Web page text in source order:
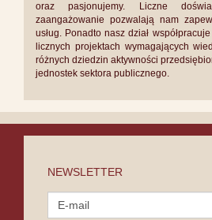
oraz pasjonujemy. Liczne
zaangażowanie pozwalają nam
usług. Ponadto nasz dział
licznych projektach wymagających
różnych dziedzin aktywności
jednostek sektora publicznego.
NEWSLETTER